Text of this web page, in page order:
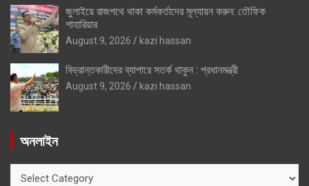
জুলাইয়ে রাজপথে থাকা কর্মকর্তাদের মূল্যায়ন করুন: তৌফিক
শাহারিয়ার
August 9, 2026 kazi hassan
বিভ্রান্তকারীদের ব্যাপারে সতর্ক থাকুন : প্রধানমন্ত্রী
August 9, 2026 kazi hassan
অনলাইন